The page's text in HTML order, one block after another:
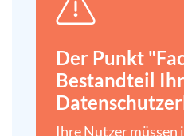
Der Punkt
Bestandteil
Ihre Nutzer müssen